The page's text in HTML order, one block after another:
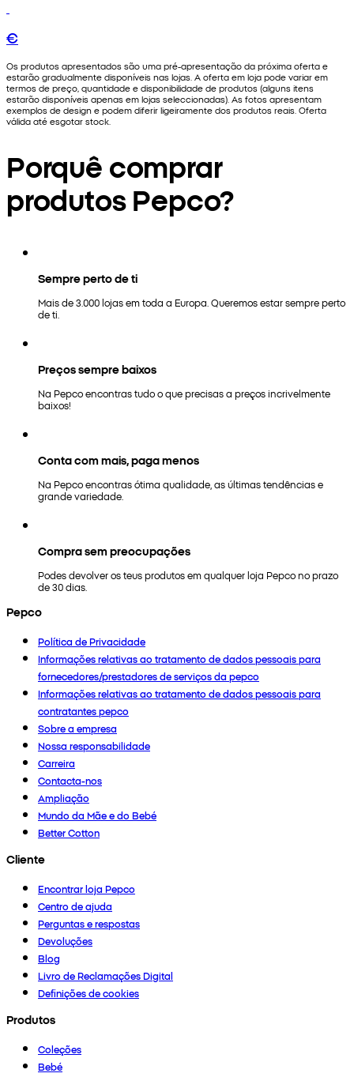
€
Os produtos apresentados são uma pré-apresentação da próxima oferta e
estarão gradualmente disponíveis nas lojas. A oferta em loja pode variar em
termos de preço, quantidade e disponibilidade de produtos (alguns itens
estarão disponíveis apenas em lojas seleccionadas). As fotos apresentam
exemplos de design e podem diferir ligeiramente dos produtos reais. Oferta
válida até esgotar stock.
Porquê comprar
produtos Pepco?
Sempre perto de ti
Mais de 3.000 lojas em toda a Europa. Queremos estar sempre perto
de ti.
Preços sempre baixos
Na Pepco encontras tudo o que precisas a preços incrivelmente
baixos!
Conta com mais, paga menos
Na Pepco encontras ótima qualidade, as últimas tendências e
grande variedade.
Compra sem preocupações
Podes devolver os teus produtos em qualquer loja Pepco no prazo
de 30 dias.
Pepco
Política de Privacidade
Informações relativas ao tratamento de dados pessoais para
fornecedores/prestadores de serviços da pepco
Informações relativas ao tratamento de dados pessoais para
contratantes pepco
Sobre a empresa
Nossa responsabilidade
Carreira
Contacta-nos
Ampliação
Mundo da Mãe e do Bebé
Better Cotton
Cliente
Encontrar loja Pepco
Centro de ajuda
Perguntas e respostas
Devoluções
Blog
Livro de Reclamações Digital
Definições de cookies
Produtos
Coleções
Bebé